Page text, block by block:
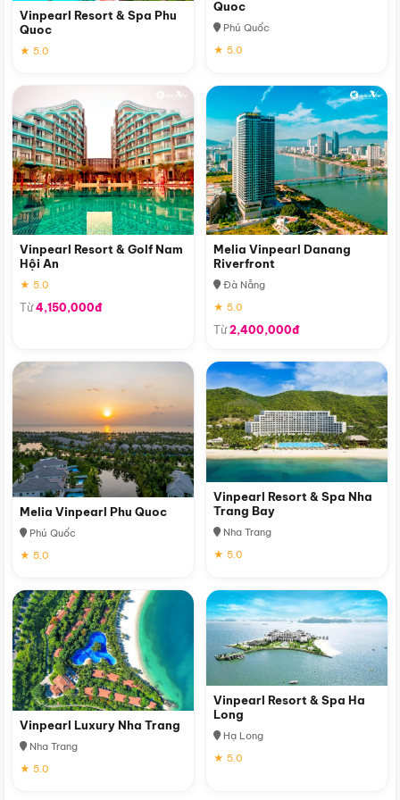
Vinpearl Resort & Spa Phu
Quoc
★ 5.0
Quoc
Phú Quốc
★ 5.0
Vinpearl Resort & Golf Nam
Hội An
★ 5.0
Từ4,150,000đ
Melia Vinpearl Danang
Riverfront
Đà Nẵng
★ 5.0
Từ2,400,000đ
Melia Vinpearl Phu Quoc
Phú Quốc
★ 5.0
Vinpearl Resort & Spa Nha
Trang Bay
Nha Trang
★ 5.0
Vinpearl Luxury Nha Trang
Nha Trang
★ 5.0
Vinpearl Resort & Spa Ha
Long
Hạ Long
★ 5.0